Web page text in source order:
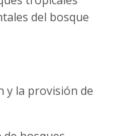
del bosque
y la provisión de